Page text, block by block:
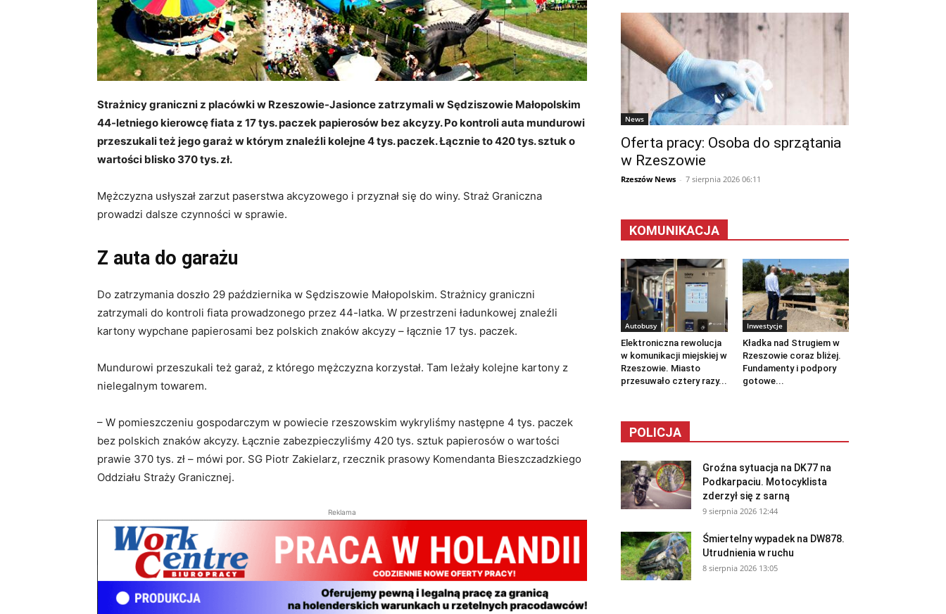
Strażnicy graniczni z placówki w Rzeszowie-Jasionce zatrzymali w Sędziszowie Małopolskim
44-letniego kierowcę fiata z 17 tys. paczek papierosów bez akcyzy. Po kontroli auta mundurowi
przeszukali też jego garaż w którym znaleźli kolejne 4 tys. paczek. Łącznie to 420 tys. sztuk o
wartości blisko 370 tys. zł.
Mężczyzna usłyszał zarzut paserstwa akcyzowego i przyznał się do winy. Straż Graniczna
prowadzi dalsze czynności w sprawie.
Z auta do garażu
Do zatrzymania doszło 29 października w Sędziszowie Małopolskim. Strażnicy graniczni
zatrzymali do kontroli fiata prowadzonego przez 44-latka. W przestrzeni ładunkowej znaleźli
kartony wypchane papierosami bez polskich znaków akcyzy – łącznie 17 tys. paczek.
Mundurowi przeszukali też garaż, z którego mężczyzna korzystał. Tam leżały kolejne kartony z
nielegalnym towarem.
– W pomieszczeniu gospodarczym w powiecie rzeszowskim wykryliśmy następne 4 tys. paczek
bez polskich znaków akcyzy. Łącznie zabezpieczyliśmy 420 tys. sztuk papierosów o wartości
prawie 370 tys. zł – mówi por. SG Piotr Zakielarz, rzecznik prasowy Komendanta Bieszczadzkiego
Oddziału Straży Granicznej.
Reklama
News
Oferta pracy: Osoba do sprzątania
w Rzeszowie
Rzeszów News - 7 sierpnia 2026 06:11
KOMUNIKACJA
Autobusy
Elektroniczna rewolucja
w komunikacji miejskiej w
Rzeszowie. Miasto
przesuwało cztery razy...
Inwestycje
Kładka nad Strugiem w
Rzeszowie coraz bliżej.
Fundamenty i podpory
gotowe...
POLICJA
Groźna sytuacja na DK77 na
Podkarpaciu. Motocyklista
zderzył się z sarną
9 sierpnia 2026 12:44
Śmiertelny wypadek na DW878.
Utrudnienia w ruchu
8 sierpnia 2026 13:05